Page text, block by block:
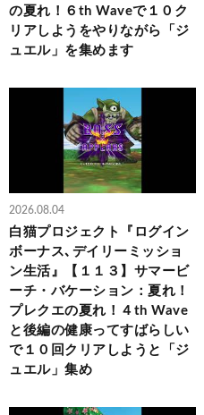
の夏れ！６th Waveで１０ク
リアしようをやりながら「ジ
ュエル」を集めます
2026.08.04
白猫プロジェクト『ログイン
ボーナス､デイリーミッショ
ン生活』【１１３】サマービ
ーチ・バケーション：夏れ！
プレクエの夏れ！４th Wave
と後編の健康ってすばらしい
で１０回クリアしようと「ジ
ュエル」集め